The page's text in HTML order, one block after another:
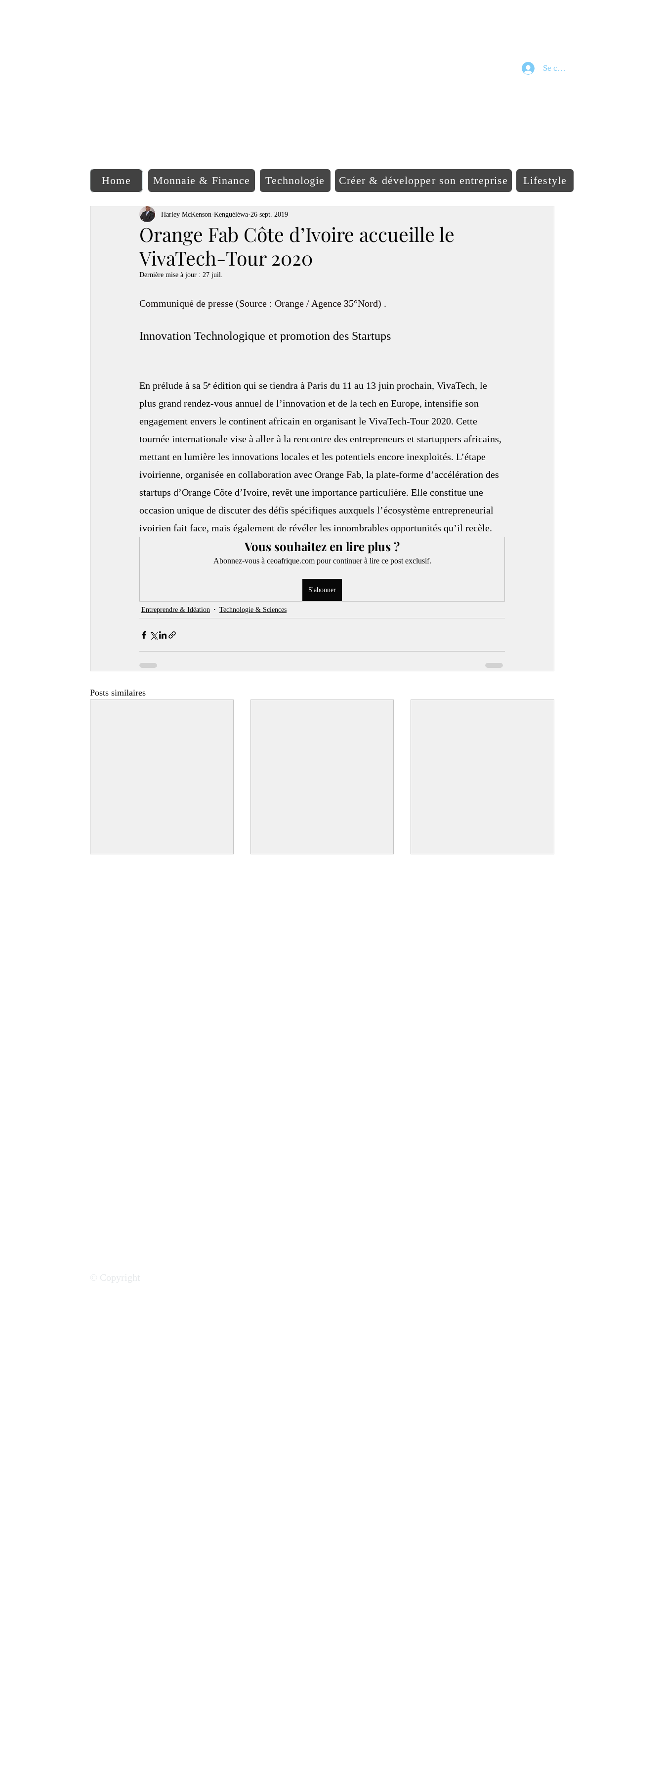
Se connecter
Home Monnaie & Finance Technologie Créer & développer son entreprise Lifestyle
Orange Fab Côte d’Ivoire accueille le
VivaTech-Tour 2020
Harley McKenson-Kenguéléwa 26 sept. 2019
Dernière mise à jour : 27 juil.
Communiqué de presse (Source : Orange / Agence 35°Nord) .
Innovation Technologique et promotion des Startups
En prélude à sa 5ᵉ édition qui se tiendra à Paris du 11 au 13 juin prochain, VivaTech, le
plus grand rendez-vous annuel de l’innovation et de la tech en Europe, intensifie son
engagement envers le continent africain en organisant le VivaTech-Tour 2020. Cette
tournée internationale vise à aller à la rencontre des entrepreneurs et startuppers africains,
mettant en lumière les innovations locales et les potentiels encore inexploités. L’étape
ivoirienne, organisée en collaboration avec Orange Fab, la plate-forme d’accélération des
startups d’Orange Côte d’Ivoire, revêt une importance particulière. Elle constitue une
occasion unique de discuter des défis spécifiques auxquels l’écosystème entrepreneurial
ivoirien fait face, mais également de révéler les innombrables opportunités qu’il recèle.
Vous souhaitez en lire plus ?
Abonnez-vous à ceoafrique.com pour continuer à lire ce post exclusif.
S'abonner
Entreprendre & Idéation Technologie & Sciences
Posts similaires
© Copyright